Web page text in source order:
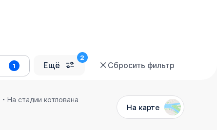
1 Ещё Сбросить фильтр
На стадии котлована
На карте